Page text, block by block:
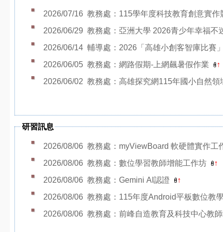
2026/07/16教務處：115學年度科技教育創意實
2026/06/29教務處：亞洲大學 2026青少年幸福
2026/06/14輔導處：2026「高雄小創客智庫比賽
2026/06/05教務處：網路假期-上網飆暑假作業
↑
2026/06/02教務處：高雄探究網115年國小自然
研習訊息
2026/08/06教務處：myViewBoard 軟硬體實作工
2026/08/06教務處：數位學習教師增能工作坊
↑
2026/08/06教務處：Gemini AI認證
↑
2026/08/06教務處：115年度Android平板數位教
2026/08/06教務處：前峰自造教育及科技中心教